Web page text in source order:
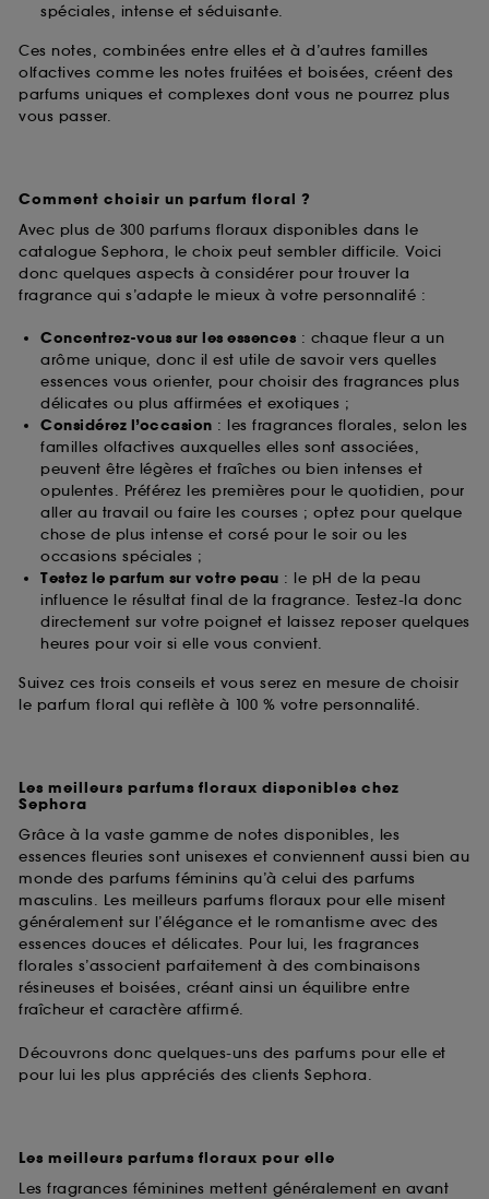
spéciales, intense et séduisante.
Ces notes, combinées entre elles et à d’autres familles
olfactives comme les notes fruitées et boisées, créent des
parfums uniques et complexes dont vous ne pourrez plus
vous passer.
Comment choisir un parfum floral ?
Avec plus de 300 parfums floraux disponibles dans le
catalogue Sephora, le choix peut sembler difficile. Voici
donc quelques aspects à considérer pour trouver la
fragrance qui s’adapte le mieux à votre personnalité :
Concentrez-vous sur les essences : chaque fleur a un
arôme unique, donc il est utile de savoir vers quelles
essences vous orienter, pour choisir des fragrances plus
délicates ou plus affirmées et exotiques ;
Considérez l’occasion : les fragrances florales, selon les
familles olfactives auxquelles elles sont associées,
peuvent être légères et fraîches ou bien intenses et
opulentes. Préférez les premières pour le quotidien, pour
aller au travail ou faire les courses ; optez pour quelque
chose de plus intense et corsé pour le soir ou les
occasions spéciales ;
Testez le parfum sur votre peau : le pH de la peau
influence le résultat final de la fragrance. Testez-la donc
directement sur votre poignet et laissez reposer quelques
heures pour voir si elle vous convient.
Suivez ces trois conseils et vous serez en mesure de choisir
le parfum floral qui reflète à 100 % votre personnalité.
Les meilleurs parfums floraux disponibles chez
Sephora
Grâce à la vaste gamme de notes disponibles, les
essences fleuries sont unisexes et conviennent aussi bien au
monde des parfums féminins qu’à celui des parfums
masculins. Les meilleurs parfums floraux pour elle misent
généralement sur l’élégance et le romantisme avec des
essences douces et délicates. Pour lui, les fragrances
florales s’associent parfaitement à des combinaisons
résineuses et boisées, créant ainsi un équilibre entre
fraîcheur et caractère affirmé.
Découvrons donc quelques-uns des parfums pour elle et
pour lui les plus appréciés des clients Sephora.
Les meilleurs parfums floraux pour elle
Les fragrances féminines mettent généralement en avant